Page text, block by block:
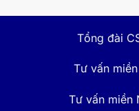
Tổng đài
Tư vấn
Tư vấn miền